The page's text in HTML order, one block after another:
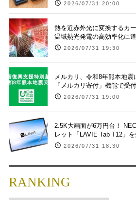
2026/07/31 20:00
熱を近赤外光に変換するカ
温域熱光発電の高効率化に
2026/07/31 19:30
メルカリ、令和8年熊本地
「メルカリ寄付」機能で受
2026/07/31 19:00
2.5K大画面が6万円台！
レット「LAVIE Tab T12」
2026/07/31 18:30
RANKING